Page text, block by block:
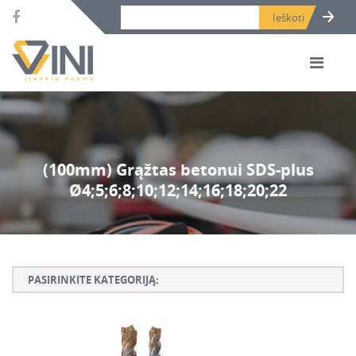
Search bar place.
(100mm) Grąžtas betonui SDS-plus
Ø4;5;6;8;10;12;14;16;18;20;22
PASIRINKITE KATEGORIJĄ:
Betono ardymo ir gręžimo įrankiai